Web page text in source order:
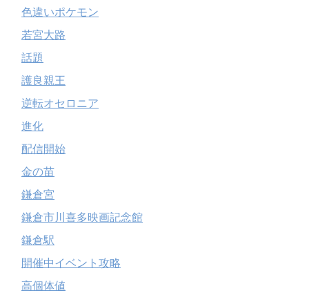
色違いポケモン
若宮大路
話題
護良親王
逆転オセロニア
進化
配信開始
金の苗
鎌倉宮
鎌倉市川喜多映画記念館
鎌倉駅
開催中イベント攻略
高個体値